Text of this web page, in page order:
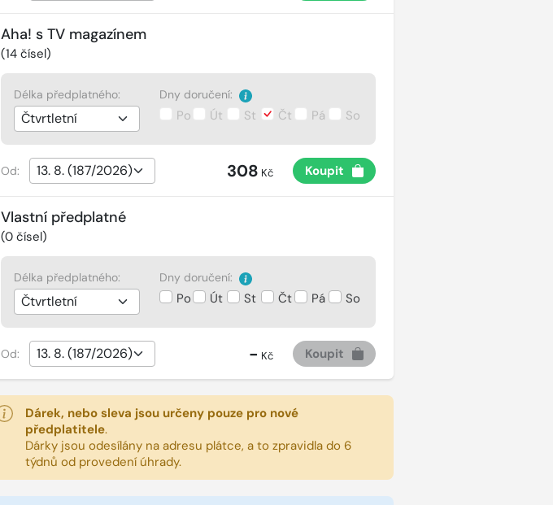
Aha! s TV magazínem
(14čísel)
Délka předplatného: Dny doručení:
Po Út St Čt Pá So
Od: 308 Kč Koupit
Vlastní předplatné
(0čísel)
Délka předplatného: Dny doručení:
Po Út St Čt Pá So
Od: - Kč Koupit
Dárek, nebo sleva jsou určeny pouze pro nové
předplatitele.
Dárky jsou odesílány na adresu plátce, a to zpravidla do 6
týdnů od provedení úhrady.